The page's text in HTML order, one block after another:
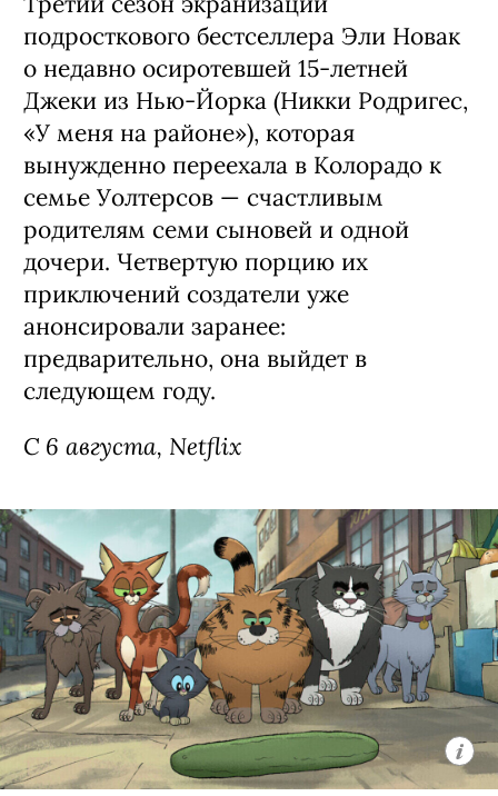
Сериал «Моя жизнь с мальчиками
Уолтер» / My Life with the Walter
Boys, 3 сезон (18+)
Третий сезон экранизации
о недавно осиротевшей 15-летней
«У меня на районе»), которая
вынужденно переехала в Колорадо к
семье Уолтерсов — счастливым
родителям семи сыновей и одной
дочери. Четвертую порцию их
приключений создатели уже
анонсировали заранее:
предварительно, она выйдет в
следующем году.